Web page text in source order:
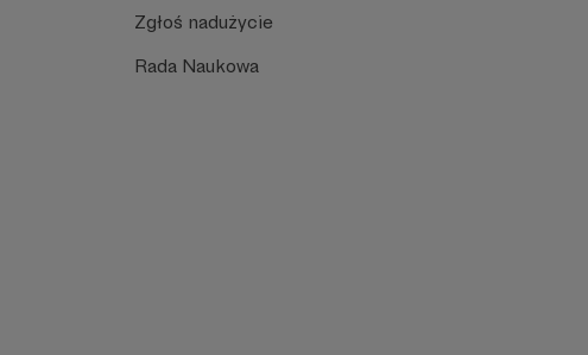
Zgłoś nadużycie
Rada Naukowa